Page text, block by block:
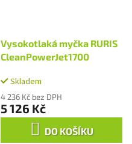
Vysokotlaká myčka RURIS
CleanPowerJet1700
Skladem
4 236 Kč bez DPH
5 126 Kč
DO KOŠÍKU